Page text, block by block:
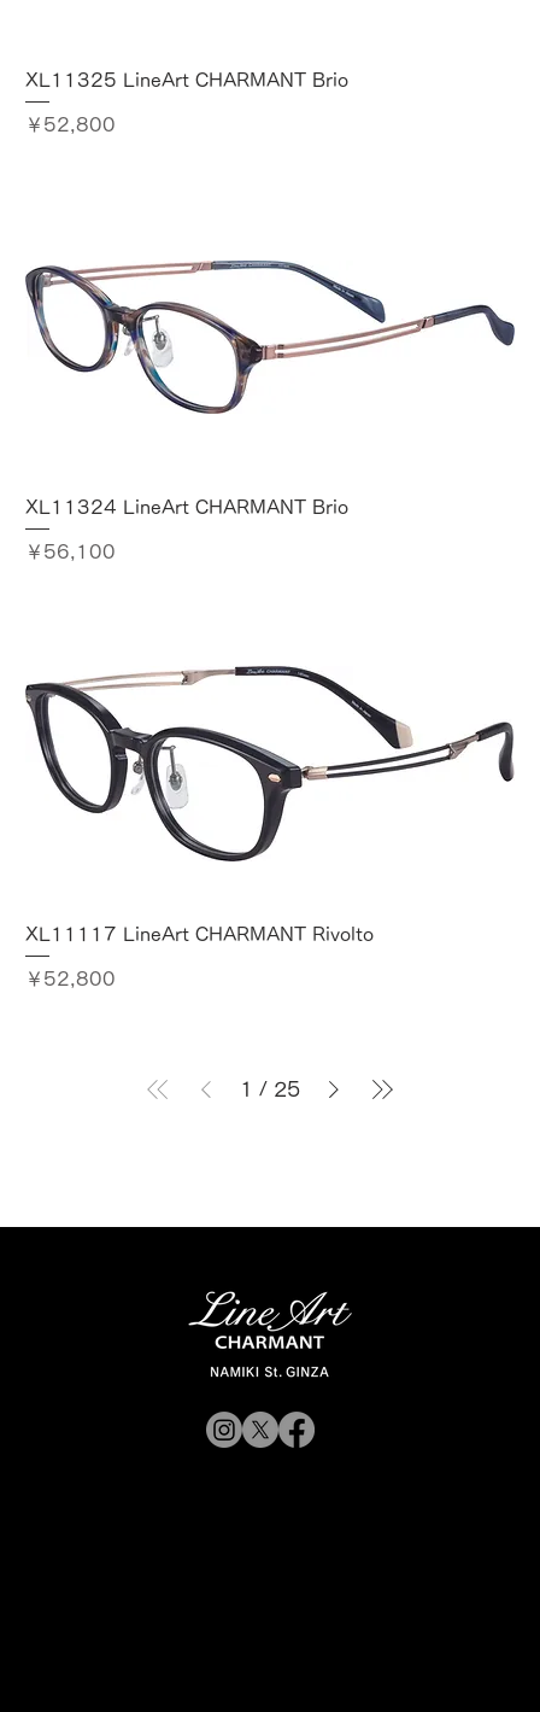
XL11325 LineArt CHARMANT Brio
価格
￥52,800
XL11324 LineArt CHARMANT Brio
価格
￥56,100
XL11117 LineArt CHARMANT Rivolto
価格
￥52,800
1 / 25